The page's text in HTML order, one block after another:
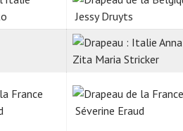
Jessy Druyts
Anna
Zita Maria Stricker
Séverine Eraud